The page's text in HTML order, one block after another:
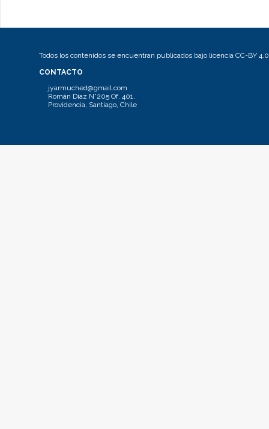
Todos los contenidos se encuentran publicados bajo licencia CC-BY 4.0
CONTACTO
jyarmuched@gmail.com
Román Díaz N°205 Of. 401.
Providencia, Santiago, Chile